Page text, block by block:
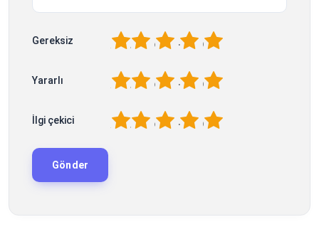
Gereksiz 5
4
3
2
Yararlı 5
4
3
2
İlgi çekici 5
4
3
2